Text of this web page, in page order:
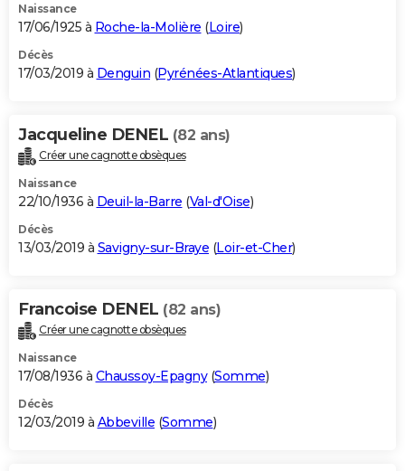
Naissance
17/06/1925 à Roche-la-Molière (Loire)
Décès
17/03/2019 à Denguin (Pyrénées-Atlantiques)
Jacqueline DENEL (82 ans)
Créer une cagnotte obsèques
Naissance
22/10/1936 à Deuil-la-Barre (Val-d'Oise)
Décès
13/03/2019 à Savigny-sur-Braye (Loir-et-Cher)
Francoise DENEL (82 ans)
Créer une cagnotte obsèques
Naissance
17/08/1936 à Chaussoy-Epagny(Somme)
Décès
12/03/2019 à Abbeville (Somme)